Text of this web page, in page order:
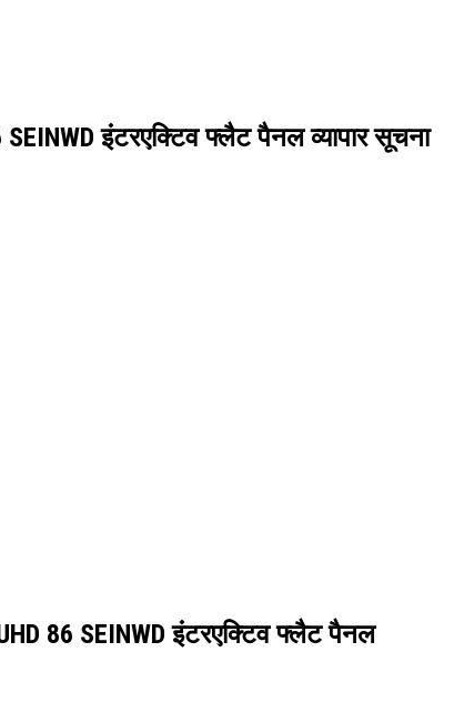
इंटरएक्टिव फ्लैट पैनल व्यापार सूचना
86 SEINWD इंटरएक्टिव फ्लैट पैनल